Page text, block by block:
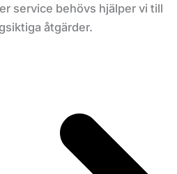
service behövs hjälper vi till
åtgärder.